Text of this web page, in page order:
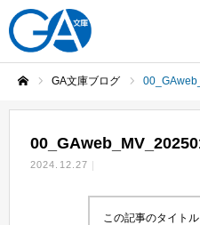
GA文庫ブログ
2024.12.27
この記事のタイト